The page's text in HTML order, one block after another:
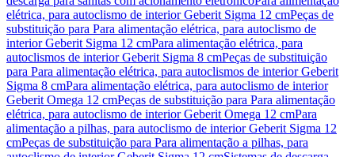
elétrica, para autoclismo de interior Geberit Sigma 12 cmPeças de
substituição para Para alimentação elétrica, para autoclismo de
interior Geberit Sigma 12 cmPara alimentação elétrica, para
autoclismos de interior Geberit Sigma 8 cmPeças de substituição
para Para alimentação elétrica, para autoclismos de interior Geberit
Sigma 8 cmPara alimentação elétrica, para autoclismo de interior
Geberit Omega 12 cmPeças de substituição para Para alimentação
elétrica, para autoclismo de interior Geberit Omega 12 cmPara
alimentação a pilhas, para autoclismo de interior Geberit Sigma 12
cmPeças de substituição para Para alimentação a pilhas, para